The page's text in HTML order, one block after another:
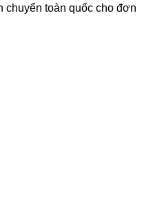
chuyển toàn quốc cho đơn